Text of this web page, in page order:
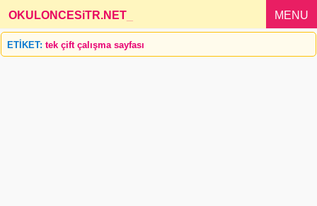
OKULONCESiTR.NET MENU
ETİKET: tek çift çalışma sayfası